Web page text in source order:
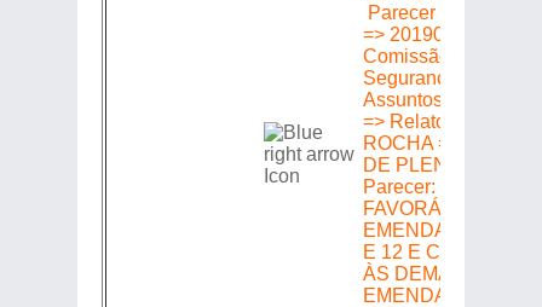
Parecer em
=> 20190301606 =>
Comissão de
Segurança Pública e
Assuntos de Polícia
=> Relator:
ROCHA => Emenda
DE PLENÁRIO =>
Parecer:
FAVORÁVEL ÀS
EMENDAS 1, 10, 11
E 12 E CONTRÁRIO
ÀS DEMAIS
EMENDAS